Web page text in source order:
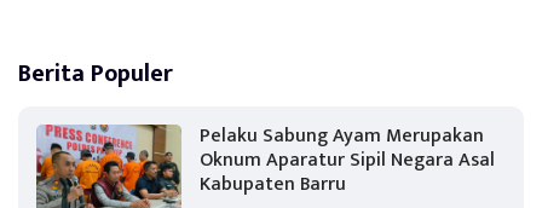
Berita Populer
Pelaku Sabung Ayam Merupakan
Oknum Aparatur Sipil Negara Asal
Kabupaten Barru